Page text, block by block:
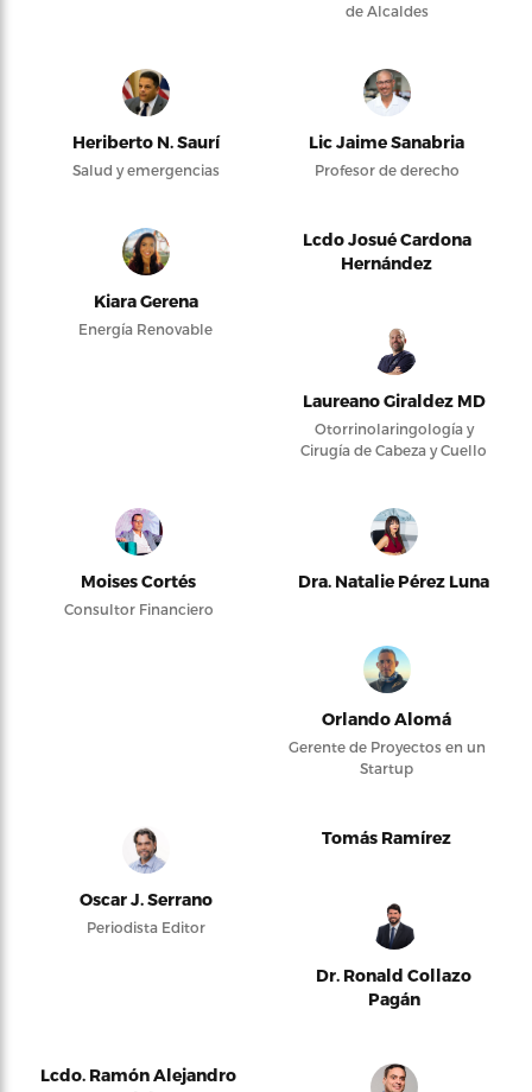
de Alcaldes
Heriberto N. Saurí
Salud y emergencias
Lic Jaime Sanabria
Profesor de derecho
Kiara Gerena
Energía Renovable
Lcdo Josué Cardona
Hernández
Laureano Giraldez MD
Otorrinolaringología y
Cirugía de Cabeza y Cuello
Moises Cortés
Consultor Financiero
Dra. Natalie Pérez Luna
Orlando Alomá
Gerente de Proyectos en un
Startup
Oscar J. Serrano
Periodista Editor
Tomás Ramírez
Dr. Ronald Collazo
Pagán
Lcdo. Ramón Alejandro